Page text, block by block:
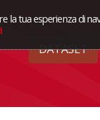
la tua esperienza di
DATASET